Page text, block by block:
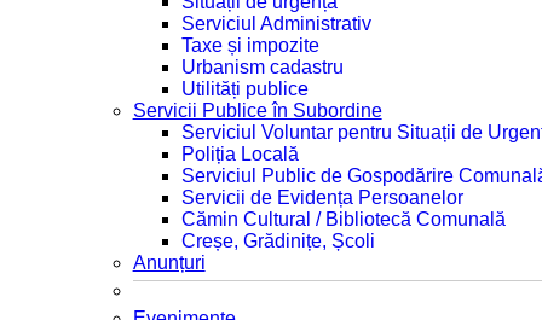
Serviciul Administrativ
Taxe și impozite
Urbanism cadastru
Utilități publice
Servicii Publice în Subordine
Serviciul Voluntar pentru Situații de
Poliția Locală
Serviciul Public de Gospodărire
Servicii de Evidența Persoanelor
Cămin Cultural / Bibliotecă Comunală
Creșe, Grădinițe, Școli
Anunțuri